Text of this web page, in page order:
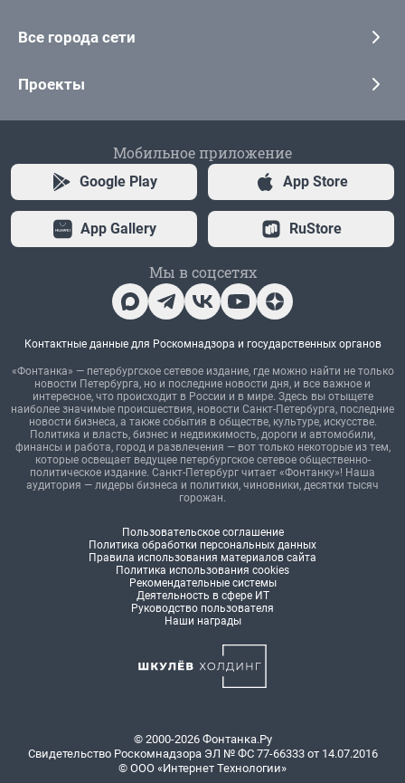
Все города сети
Проекты
Мобильное приложение
Google Play App Store
App Gallery RuStore
Мы в соцсетях
Контактные данные для Роскомнадзора и государственных органов
«Фонтанка» — петербургское сетевое издание, где можно найти не только
новости Петербурга, но и последние новости дня, и все важное и
интересное, что происходит в России и в мире. Здесь вы отыщете
наиболее значимые происшествия, новости Санкт-Петербурга, последние
новости бизнеса, а также события в обществе, культуре, искусстве.
Политика и власть, бизнес и недвижимость, дороги и автомобили,
финансы и работа, город и развлечения — вот только некоторые из тем,
которые освещает ведущее петербургское сетевое общественно-
политическое издание. Санкт-Петербург читает «Фонтанку»! Наша
аудитория — лидеры бизнеса и политики, чиновники, десятки тысяч
горожан.
Пользовательское соглашение
Политика обработки персональных данных
Правила использования материалов сайта
Политика использования cookies
Рекомендательные системы
Деятельность в сфере ИТ
Руководство пользователя
Наши награды
© 2000-2026 Фонтанка.Ру
Свидетельство Роскомнадзора ЭЛ № ФС 77-66333 от 14.07.2016
© ООО «Интернет Технологии»